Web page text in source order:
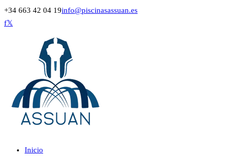
+34 663 42 04 19info@piscinasassuan.es
f𝕏
Inicio